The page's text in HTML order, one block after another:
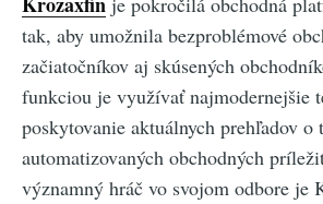
tak, aby umožnila bezproblémové
začiatočníkov aj skúsených
funkciou je využívať najmodernejšie
poskytovanie aktuálnych prehľadov o
automatizovaných obchodných
významný hráč vo svojom odbore je